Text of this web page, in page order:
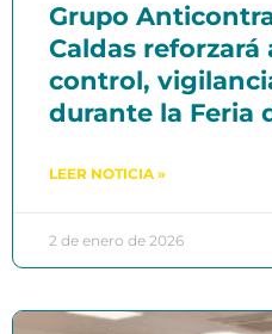
Grupo
Caldas reforzará
control,
durante la Feria
LEER NOTICIA »
2 de enero de 2026